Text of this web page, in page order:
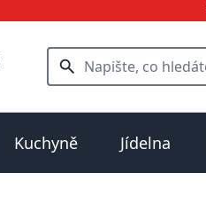
Kuchyně Jídelna